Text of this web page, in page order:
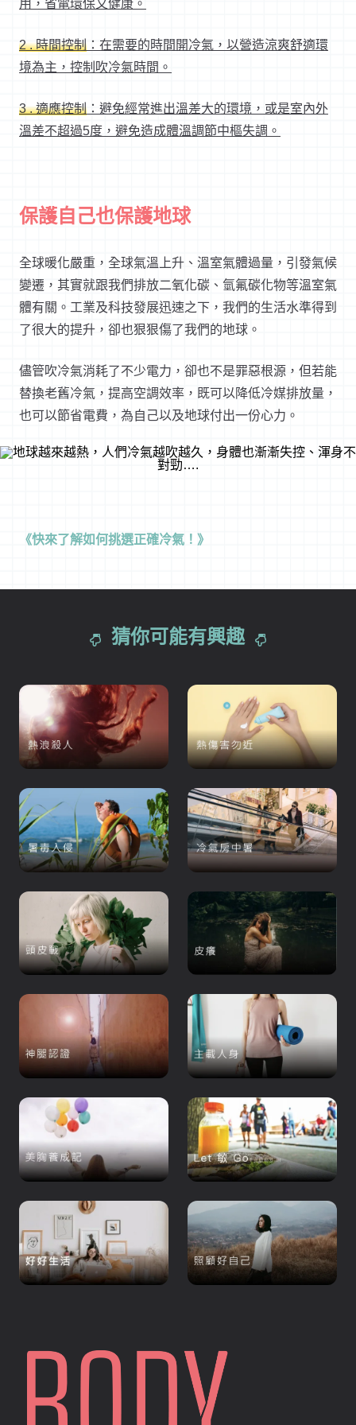
用，省電環保又健康。
2 .時間控制 ：在需要的時間開冷氣，以營造涼爽舒適環
境為主，控制吹冷氣時間。
3 .適應控制 ：避免經常進出溫差大的環境，或是室內外
溫差不超過5度，避免造成體溫調節中樞失調。
保護自己也保護地球
全球暖化嚴重，全球氣溫上升、溫室氣體過量，引發氣候
變遷，其實就跟我們排放二氧化碳、氫氟碳化物等溫室氣
體有關。工業及科技發展迅速之下，我們的生活水準得到
了很大的提升，卻也狠狠傷了我們的地球。
儘管吹冷氣消耗了不少電力，卻也不是罪惡根源，但若能
替換老舊冷氣，提高空調效率，既可以降低冷媒排放量，
也可以節省電費，為自己以及地球付出一份心力。
《快來了解如何挑選正確冷氣！》
猜你可能有興趣